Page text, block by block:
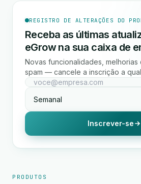
REGISTRO DE ALTERAÇÕES DO
Receba as últimas
eGrow na sua caixa de
Novas funcionalidades, melhorias
spam — cancele a inscrição a
Inscrever-se
PRODUTOS